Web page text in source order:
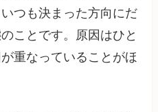
つも決まった方向にだ
ことです。原因はひと
重なっていることがほ